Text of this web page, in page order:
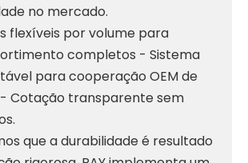
no mercado.
flexíveis por volume para
completos - Sistema
para cooperação OEM de
Cotação transparente sem
que a durabilidade é resultado